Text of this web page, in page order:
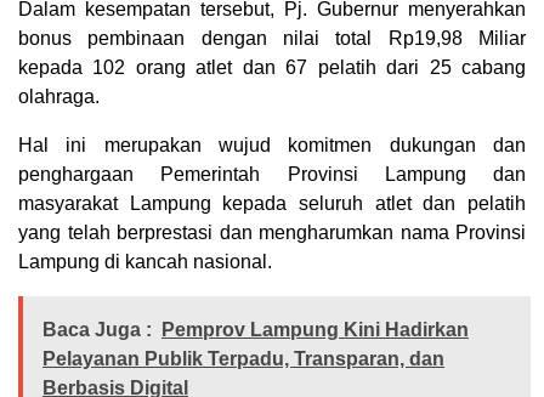
Dalam kesempatan tersebut, Pj. Gubernur menyerahkan
bonus pembinaan dengan nilai total Rp19,98 Miliar
kepada 102 orang atlet dan 67 pelatih dari 25 cabang
olahraga.
Hal ini merupakan wujud komitmen dukungan dan
penghargaan Pemerintah Provinsi Lampung dan
masyarakat Lampung kepada seluruh atlet dan pelatih
yang telah berprestasi dan mengharumkan nama Provinsi
Lampung di kancah nasional.
Baca Juga :
Pemprov Lampung Kini Hadirkan
Pelayanan Publik Terpadu, Transparan, dan
Berbasis Digital